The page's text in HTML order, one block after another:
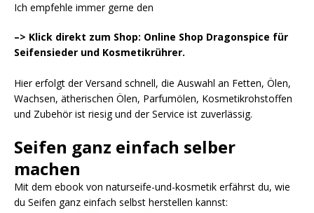
Ich empfehle immer gerne den
–> Klick direkt zum Shop: Online Shop Dragonspice für
Seifensieder und Kosmetikrührer.
Hier erfolgt der Versand schnell, die Auswahl an Fetten, Ölen,
Wachsen, ätherischen Ölen, Parfumölen, Kosmetikrohstoffen
und Zubehör ist riesig und der Service ist zuverlässig.
Seifen ganz einfach selber
machen
Mit dem ebook von naturseife-und-kosmetik erfährst du, wie
du Seifen ganz einfach selbst herstellen kannst: